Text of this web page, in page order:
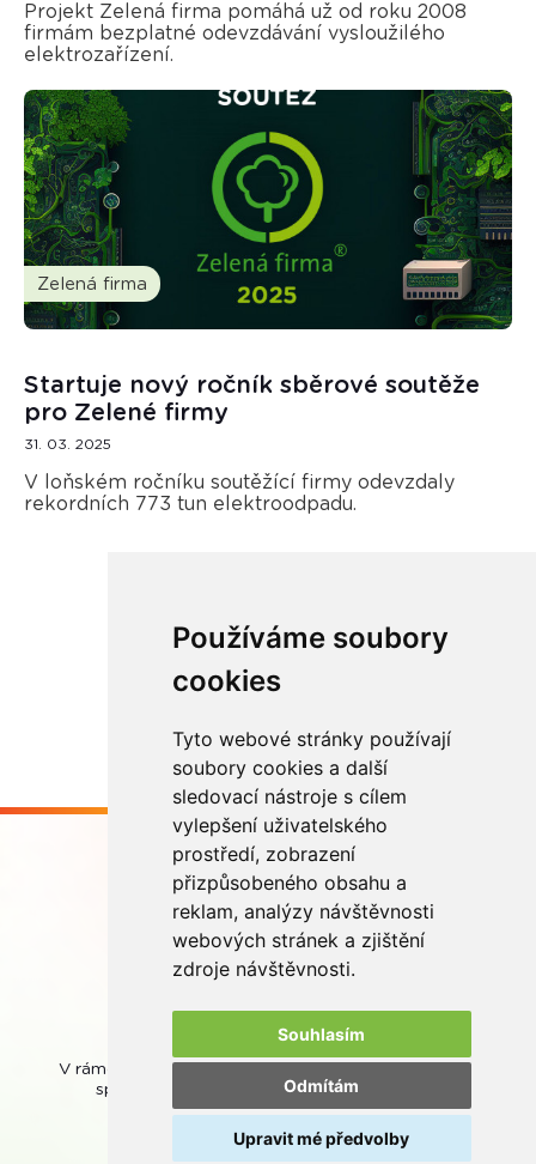
Používáme soubory
cookies
Tyto webové stránky používají
soubory cookies a další
sledovací nástroje s cílem
vylepšení uživatelského
prostředí, zobrazení
přizpůsobeného obsahu a
reklam, analýzy návštěvnosti
webových stránek a zjištění
zdroje návštěvnosti.
Souhlasím
Odmítám
Upravit mé předvolby
Projekt Zelená firma pomáhá už od roku 2008
firmám bezplatné odevzdávání vysloužilého
elektrozařízení.
Zelená firma
Startuje nový ročník sběrové soutěže
pro Zelené firmy
31. 03. 2025
V loňském ročníku soutěžící firmy odevzdaly
rekordních 773 tun elektroodpadu.
Načíst další
Buďme ve spojení
© REMA Systém
Nastavení cookies
V rámci zpětného odběru odpadních přenosných baterií
spolupracujeme se společnostíREMA Battery